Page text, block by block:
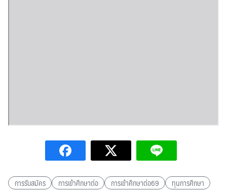
การรับสมัคร การเข้าศึกษาต่อ การเข้าศึกษาต่อ69 ทุนการศึกษา